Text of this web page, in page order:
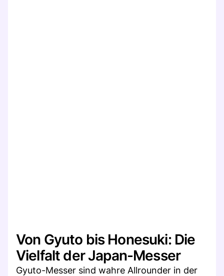
Von Gyuto bis Honesuki: Die
Vielfalt der Japan-Messer
Gyuto-Messer sind wahre Allrounder in der